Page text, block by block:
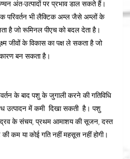
अंत-उत्पादों पर प्रभाव डाल सकते हैं।
परिवर्तन भी लैक्टिक अम्ल जैसे अम्लों के
है जो रूमिनल पीएच को बदल देता है।
जीवों के विकास का पक्ष ले सकता है जो
बन सकता है।
के बाद पशु के जुगाली करने की गतिविधि
उत्पादन में कमी दिखा सकती है। पशु
के संचय, प्रथम आमाशय की सूजन, दस्त
कम या कोई गति नहीं महसूस नहीं होगी।